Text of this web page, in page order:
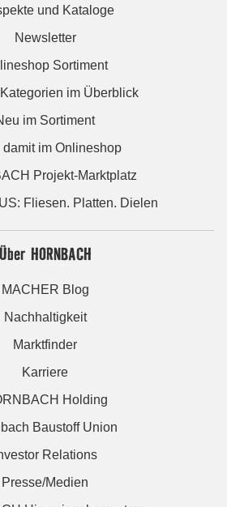
und Kataloge
Newsletter
Sortiment
im Überblick
im Sortiment
damit im Onlineshop
Projekt-Marktplatz
Fliesen. Platten. Dielen
Über HORNBACH
MACHER Blog
Nachhaltigkeit
Marktfinder
Karriere
Holding
Baustoff Union
Relations
Presse/Medien